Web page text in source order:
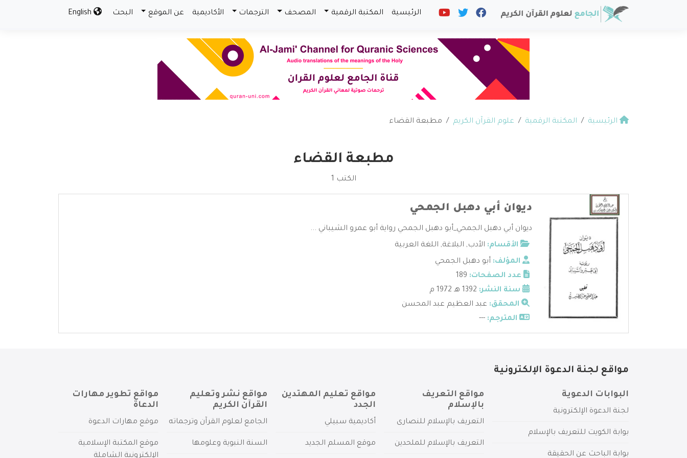
الرئيسية المكتبة الرقمية المصحف الترجمات الأكاديمية عن الموقع البحث
الرئيسية المكتبة الرقمية علوم القرآن الكريم مطبعة القضاء
مطبعة القضاء
الكتب 1
ديوان أبي دهبل الجمحي
ديوان أبي دهبل الجمحي_أبو دهبل الجمحي رواية أبو عمرو الشيباني ...
الأقسام: الأدب, البلاغة, اللغة العربية
المؤلف: أبو دهبل الجمحي
عدد الصفحات:
سنة النشر:
المحقق: عبد العظيم عبد المحسن
المترجم: ---
مواقع لجنة الدعوة الإلكترونية
البوابات الدعوية
لجنة الدعوة الإلكترونية
بوابة الكويت للتعريف بالإسلام
بوابة الباحث عن الحقيقة
مواقع التعريف
بالإسلام
التعريف بالإسلام للنصارى
التعريف بالإسلام للملحدين
مواقع تعليم المهتدين
الجدد
أكاديمية سبيلي
موقع المسلم الجديد
مواقع نشر وتعليم
القرآن الكريم
الجامع لعلوم القرآن وترجماته
السنة النبوية وعلومها
مواقع تطوير مهارات
الدعاة
موقع مهارات الدعوة
موقع المكتبة الإسلامية
الإلكترونية الشاملة